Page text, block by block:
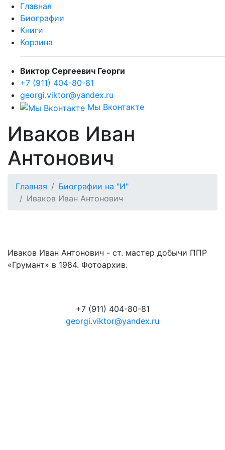
Главная
Биографии
Книги
Корзина
Виктор Сергеевич Георги
+7 (911) 404-80-81
georgi.viktor@yandex.ru
Мы Вконтакте
Иваков Иван
Антонович
Главная
Биографии на "И"
Иваков Иван Антонович
Иваков Иван Антонович - ст. мастер добычи ППР
«Грумант» в 1984. Фотоархив.
+7 (911) 404-80-81
georgi.viktor@yandex.ru